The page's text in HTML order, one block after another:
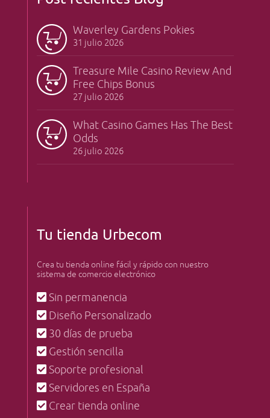
Waverley Gardens Pokies
31 julio 2026
Treasure Mile Casino Review And
Free Chips Bonus
27 julio 2026
What Casino Games Has The Best
Odds
26 julio 2026
Tu tienda Urbecom
Crea tu tienda online fácil y rápido con nuestro
sistema de comercio electrónico
Sin permanencia
Diseño Personalizado
30 días de prueba
Gestión sencilla
Soporte profesional
Servidores en España
Crear tienda online